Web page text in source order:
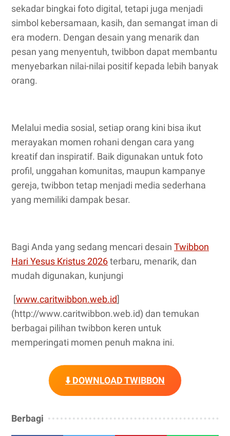
sekadar bingkai foto digital, tetapi juga menjadi
simbol kebersamaan, kasih, dan semangat iman di
era modern. Dengan desain yang menarik dan
pesan yang menyentuh, twibbon dapat membantu
menyebarkan nilai-nilai positif kepada lebih banyak
orang.
Melalui media sosial, setiap orang kini bisa ikut
merayakan momen rohani dengan cara yang
kreatif dan inspiratif. Baik digunakan untuk foto
profil, unggahan komunitas, maupun kampanye
gereja, twibbon tetap menjadi media sederhana
yang memiliki dampak besar.
Bagi Anda yang sedang mencari desain Twibbon
Hari Yesus Kristus 2026terbaru, menarik, dan
mudah digunakan, kunjungi
[www.caritwibbon.web.id]
(http://www.caritwibbon.web.id) dan temukan
berbagai pilihan twibbon keren untuk
memperingati momen penuh makna ini.
⬇️ DOWNLOAD TWIBBON
Berbagi